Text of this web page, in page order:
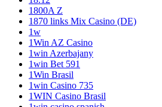
1800A Z
1870 links Mix Casino (DE)
1w
1Win AZ Casino
1win Azerbajany
1win Bet 591
1Win Brasil
1win Casino 735
1WIN Casino Brasil